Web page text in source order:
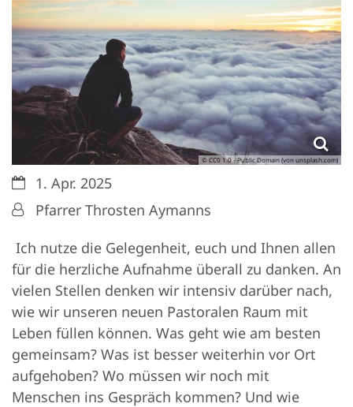
© CC0 1.0 - Public Domain (von unsplash.com)
Datum:1. Apr. 2025
Von:Pfarrer Throsten Aymanns
Ich nutze die Gelegenheit, euch und Ihnen allen
für die herzliche Aufnahme überall zu danken. An
vielen Stellen denken wir intensiv darüber nach,
wie wir unseren neuen Pastoralen Raum mit
Leben füllen können. Was geht wie am besten
gemeinsam? Was ist besser weiterhin vor Ort
aufgehoben? Wo müssen wir noch mit
Menschen ins Gespräch kommen? Und wie